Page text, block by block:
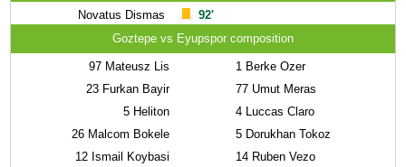
Novatus Dismas
92'
Goztepe vs Eyupspor composition
97 Mateusz Lis
23 Furkan Bayir
5 Heliton
26 Malcom Bokele
12 Ismail Koybasi
1 Berke Ozer
77 Umut Meras
4 Luccas Claro
5 Dorukhan Tokoz
14 Ruben Vezo